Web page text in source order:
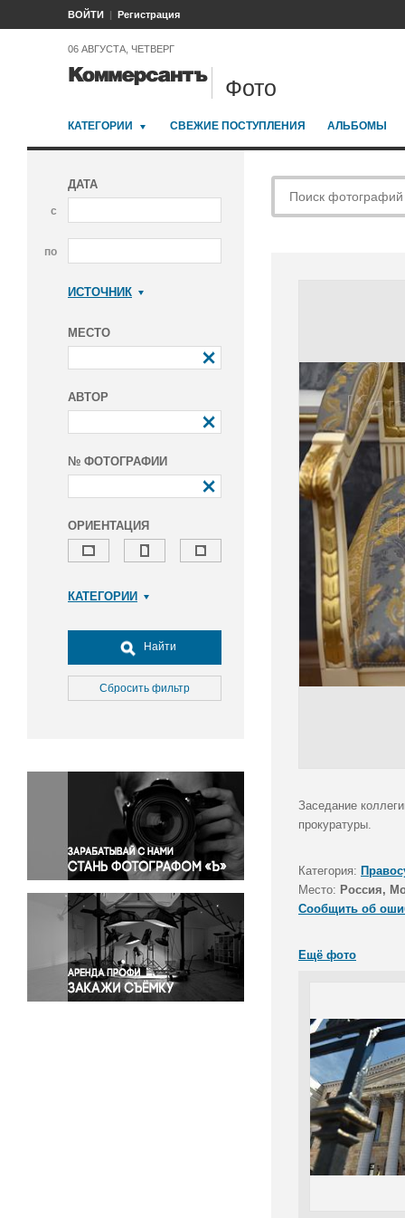
ВОЙТИ Регистрация
06 АВГУСТА, ЧЕТВЕРГ
Фото
КАТЕГОРИИ СВЕЖИЕ ПОСТУПЛЕНИЯ АЛЬБОМЫ
ДАТА
с
по
ИСТОЧНИК
МЕСТО
АВТОР
№ ФОТОГРАФИИ
ОРИЕНТАЦИЯ
КАТЕГОРИИ
Досуг, туризм и отдых
Культура
Медицина
Окружающая среда
Политика
Правосудие
Происшествия и конфликты
Религия
Светская жизнь
Спорт
Экология
Экономика и бизнес
Найти
Сбросить фильтр
Заседание
прокуратуры.
Категория:
Место: Россия,
Сообщить об
Ещё фото